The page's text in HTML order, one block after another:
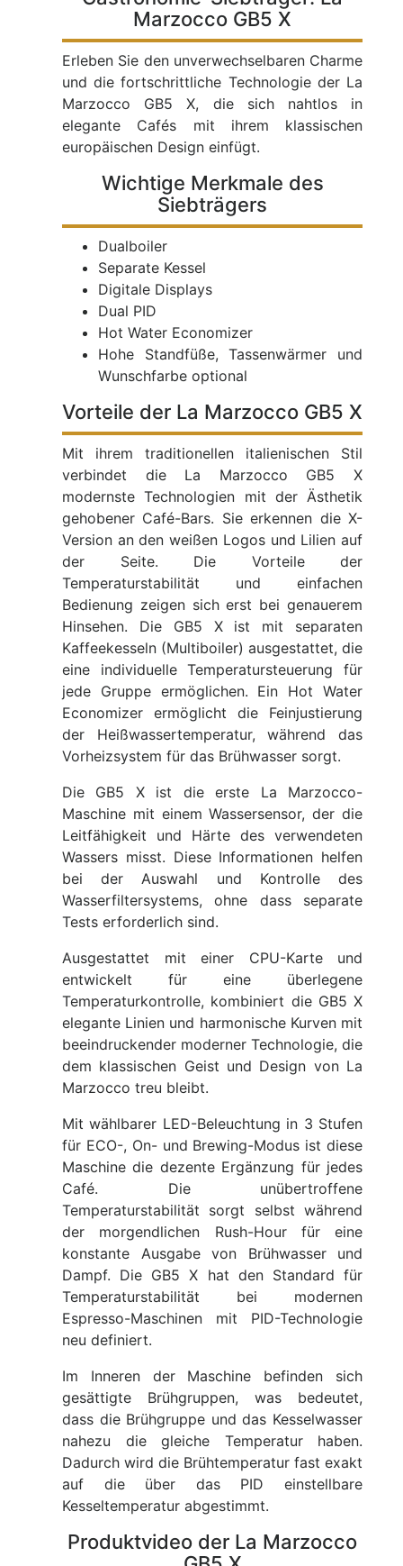
Marzocco GB5 X
Erleben Sie den unverwechselbaren Charme
und die fortschrittliche Technologie der La
Marzocco GB5 X, die sich nahtlos in
elegante Cafés mit ihrem klassischen
europäischen Design einfügt.
Wichtige Merkmale des
Siebträgers
Dualboiler
Separate Kessel
Digitale Displays
Dual PID
Hot Water Economizer
Hohe Standfüße, Tassenwärmer und
Wunschfarbe optional
Vorteile der La Marzocco GB5 X
Mit ihrem traditionellen italienischen Stil
verbindet die La Marzocco GB5 X
modernste Technologien mit der Ästhetik
gehobener Café-Bars. Sie erkennen die X-
Version an den weißen Logos und Lilien auf
der Seite. Die Vorteile der
Temperaturstabilität und einfachen
Bedienung zeigen sich erst bei genauerem
Hinsehen. Die GB5 X ist mit separaten
Kaffeekesseln (Multiboiler) ausgestattet, die
eine individuelle Temperatursteuerung für
jede Gruppe ermöglichen. Ein Hot Water
Economizer ermöglicht die Feinjustierung
der Heißwassertemperatur, während das
Vorheizsystem für das Brühwasser sorgt.
Die GB5 X ist die erste La Marzocco-
Maschine mit einem Wassersensor, der die
Leitfähigkeit und Härte des verwendeten
Wassers misst. Diese Informationen helfen
bei der Auswahl und Kontrolle des
Wasserfiltersystems, ohne dass separate
Tests erforderlich sind.
Ausgestattet mit einer CPU-Karte und
entwickelt für eine überlegene
Temperaturkontrolle, kombiniert die GB5 X
elegante Linien und harmonische Kurven mit
beeindruckender moderner Technologie, die
dem klassischen Geist und Design von La
Marzocco treu bleibt.
Mit wählbarer LED-Beleuchtung in 3 Stufen
für ECO-, On- und Brewing-Modus ist diese
Maschine die dezente Ergänzung für jedes
Café. Die unübertroffene
Temperaturstabilität sorgt selbst während
der morgendlichen Rush-Hour für eine
konstante Ausgabe von Brühwasser und
Dampf. Die GB5 X hat den Standard für
Temperaturstabilität bei modernen
Espresso-Maschinen mit PID-Technologie
neu definiert.
Im Inneren der Maschine befinden sich
gesättigte Brühgruppen, was bedeutet,
dass die Brühgruppe und das Kesselwasser
nahezu die gleiche Temperatur haben.
Dadurch wird die Brühtemperatur fast exakt
auf die über das PID einstellbare
Kesseltemperatur abgestimmt.
Produktvideo der La Marzocco